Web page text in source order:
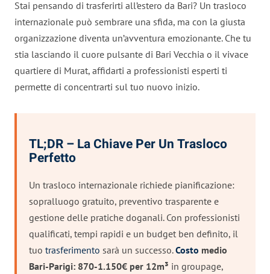
Stai pensando di trasferirti all’estero da Bari? Un trasloco
internazionale può sembrare una sfida, ma con la giusta
organizzazione diventa un’avventura emozionante. Che tu
stia lasciando il cuore pulsante di Bari Vecchia o il vivace
quartiere di Murat, affidarti a professionisti esperti ti
permette di concentrarti sul tuo nuovo inizio.
TL;DR – La Chiave Per Un Trasloco
Perfetto
Un trasloco internazionale richiede pianificazione:
sopralluogo gratuito, preventivo trasparente e
gestione delle pratiche doganali. Con professionisti
qualificati, tempi rapidi e un budget ben definito, il
tuo trasferimento sarà un successo.Costo medio
Bari-Parigi: 870-1.150€ per 12m³ in groupage,